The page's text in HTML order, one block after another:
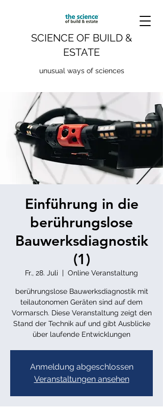
SCIENCE OF BUILD &
ESTATE
unusual ways of sciences
Einführung in die
berührungslose
Bauwerksdiagnostik
(1)
Fr., 28. Juli
  |
Online Veranstaltung
berührungslose Bauwerksdiagnostik mit
teilautonomen Geräten sind auf dem
Vormarsch. Diese Veranstaltung zeigt den
Stand der Technik auf und gibt Ausblicke
über laufende Entwicklungen
Anmeldung abgeschlossen
Veranstaltungen ansehen